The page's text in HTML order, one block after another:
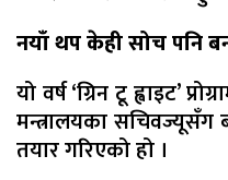
नयाँ थप केही सोच पनि
यो वर्ष ‘ग्रिन टू ह्वाइट’
मन्त्रालयका सचिवज्यूसँग
तयार गरिएको हो ।